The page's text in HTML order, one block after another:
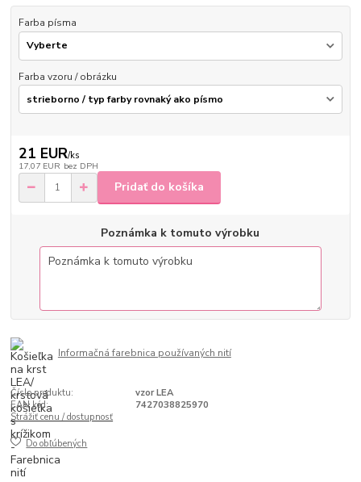
Farba písma
Farba vzoru / obrázku
21 EUR/ks
17,07 EUR bez DPH
Pridať do košíka
Poznámka k tomuto výrobku
Informačná farebnica používaných nití
Číslo produktu:
vzor LEA
EAN kód:
7427038825970
Strážiť cenu / dostupnosť
Do obľúbených